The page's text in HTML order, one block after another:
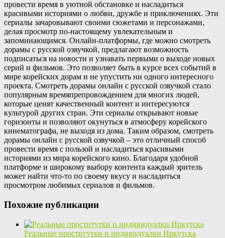
провести время в уютной обстановке и насладиться
красивыми историями о любви, дружбе и приключениях. Эти
сериалы зачаровывают своими сюжетами и персонажами,
делая просмотр по-настоящему увлекательным и
запоминающимся. Онлайн-платформы, где можно смотреть
дорамы с русской озвучкой, предлагают возможность
подписаться на новости и узнавать первыми о выходе новых
серий и фильмов. Это позволяет быть в курсе всех событий в
мире корейских дорам и не упустить ни одного интересного
проекта. Смотреть дорамы онлайн с русской озвучкой стало
популярным времяпрепровождением для многих людей,
которые ценят качественный контент и интересуются
культурой других стран. Эти сериалы открывают новые
горизонты и позволяют окунуться в атмосферу корейского
кинематографа, не выходя из дома. Таким образом, смотреть
дорамы онлайн с русской озвучкой – это отличный способ
провести время с пользой и насладиться красивыми
историями из мира корейского кино. Благодаря удобной
платформе и широкому выбору контента каждый зритель
может найти что-то по своему вкусу и насладиться
просмотром любимых сериалов и фильмов.
Похожие публикации
Реальные проститутки и индивидуалки Иркутска